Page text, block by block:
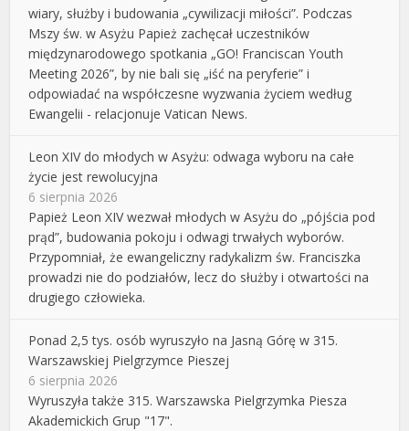
wiary, służby i budowania „cywilizacji miłości”. Podczas
Mszy św. w Asyżu Papież zachęcał uczestników
międzynarodowego spotkania „GO! Franciscan Youth
Meeting 2026”, by nie bali się „iść na peryferie” i
odpowiadać na współczesne wyzwania życiem według
Ewangelii - relacjonuje Vatican News.
Leon XIV do młodych w Asyżu: odwaga wyboru na całe
życie jest rewolucyjna
6 sierpnia 2026
Papież Leon XIV wezwał młodych w Asyżu do „pójścia pod
prąd”, budowania pokoju i odwagi trwałych wyborów.
Przypomniał, że ewangeliczny radykalizm św. Franciszka
prowadzi nie do podziałów, lecz do służby i otwartości na
drugiego człowieka.
Ponad 2,5 tys. osób wyruszyło na Jasną Górę w 315.
Warszawskiej Pielgrzymce Pieszej
6 sierpnia 2026
Wyruszyła także 315. Warszawska Pielgrzymka Piesza
Akademickich Grup "17".